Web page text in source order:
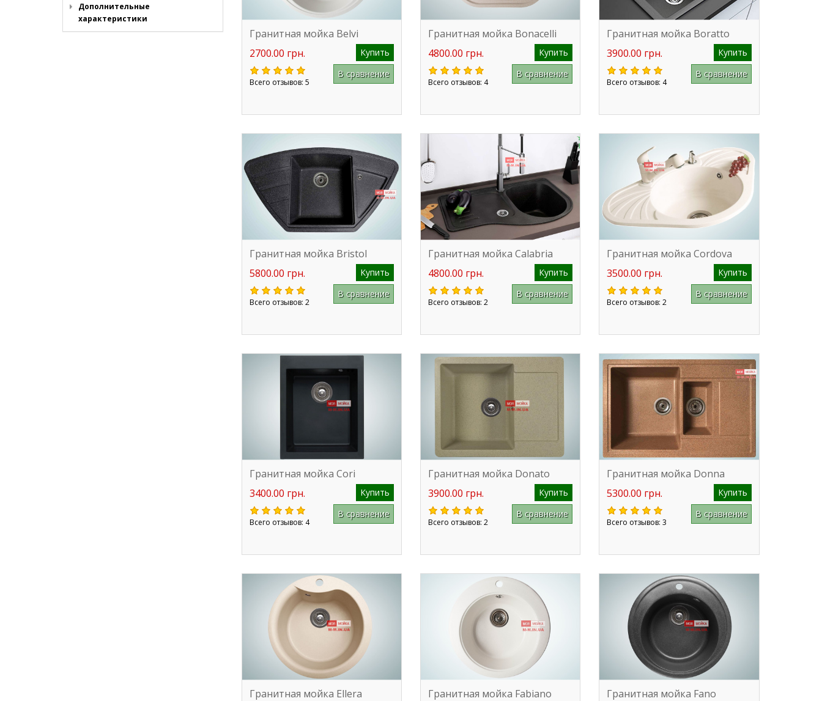
Дополнительные
характеристики
Гранитная мойка Belvi
2700.00 грн.
Купить
Всего отзывов: 5
В сравнение
Гранитная мойка Bonacelli
4800.00 грн.
Купить
Всего отзывов: 4
В сравнение
Гранитная мойка Boratto
3900.00 грн.
Купить
Всего отзывов: 4
В сравнение
Гранитная мойка Bristol
5800.00 грн.
Купить
Всего отзывов: 2
В сравнение
Гранитная мойка Calabria
4800.00 грн.
Купить
Всего отзывов: 2
В сравнение
Гранитная мойка Cordova
3500.00 грн.
Купить
Всего отзывов: 2
В сравнение
Гранитная мойка Cori
3400.00 грн.
Купить
Всего отзывов: 4
В сравнение
Гранитная мойка Donato
3900.00 грн.
Купить
Всего отзывов: 2
В сравнение
Гранитная мойка Donna
5300.00 грн.
Купить
Всего отзывов: 3
В сравнение
Гранитная мойка Ellera
Гранитная мойка Fabiano
Гранитная мойка Fano